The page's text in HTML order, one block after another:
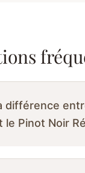
différence
le Pinot Noir